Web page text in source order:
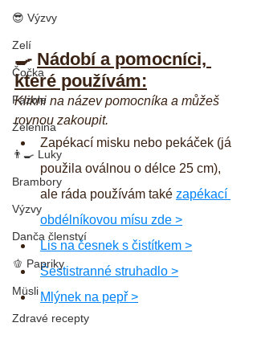
😎 Výzvy
Zelí
Čočka
Fazole
Zelenina
👨‍🍳 Luky
Brambory
Výzvy
Danča členství
🫑 Papriky
Müsli
Zdravé recepty
🍳 Nádobí a pomocníci,
které používám:
Klikni na název pomocníka a můžeš
rovnou zakoupit.
Zapékací misku nebo pekáček (já
použila oválnou o délce 25 cm),
ale ráda používám také zapékací
obdélníkovou mísu zde >
Lis na česnek s čistítkem >
Šestistranné struhadlo >
Mlýnek na pepř >